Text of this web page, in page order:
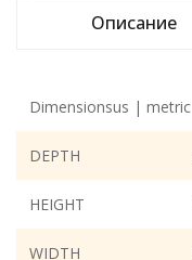
Описание
Dimensionsus | metric
DEPTH
HEIGHT
WIDTH